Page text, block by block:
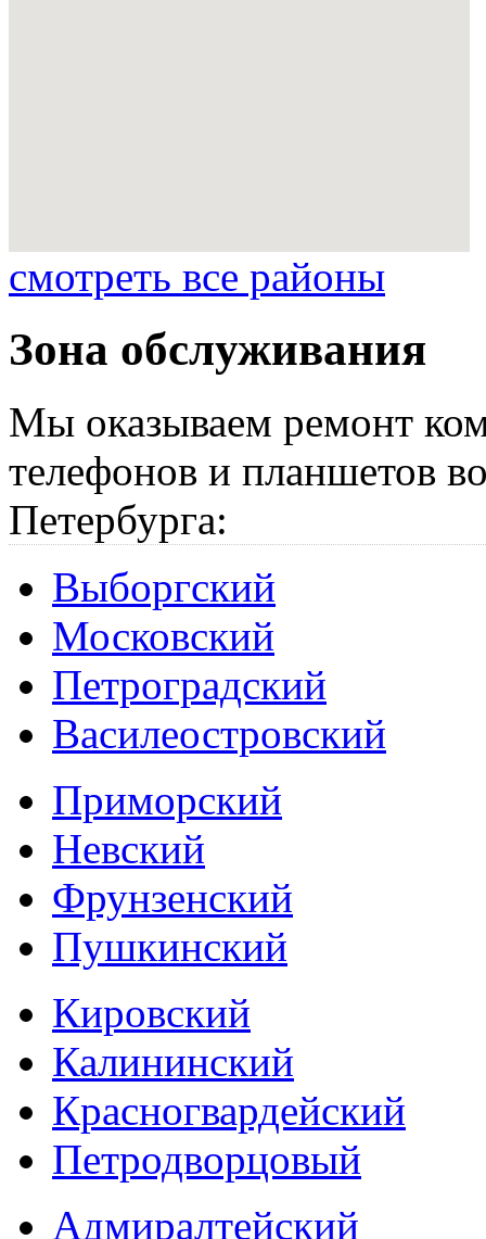
смотреть все районы
Зона обслуживания
Мы оказываем ремонт
телефонов и планшетов
Петербурга:
Выборгский
Московский
Петроградский
Василеостровский
Приморский
Невский
Фрунзенский
Пушкинский
Кировский
Калининский
Красногвардейский
Петродворцовый
Адмиралтейский